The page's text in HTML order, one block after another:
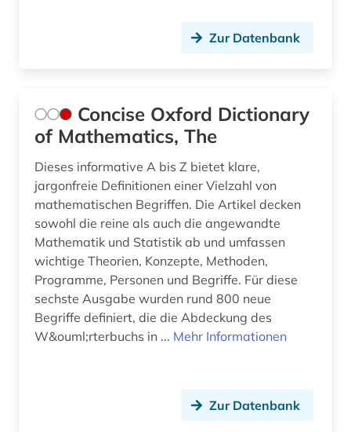
Zur Datenbank
Concise Oxford Dictionary
of Mathematics, The
Dieses informative A bis Z bietet klare,
jargonfreie Definitionen einer Vielzahl von
mathematischen Begriffen. Die Artikel decken
sowohl die reine als auch die angewandte
Mathematik und Statistik ab und umfassen
wichtige Theorien, Konzepte, Methoden,
Programme, Personen und Begriffe. Für diese
sechste Ausgabe wurden rund 800 neue
Begriffe definiert, die die Abdeckung des
W&ouml;rterbuchs in ... Mehr Informationen
Zur Datenbank